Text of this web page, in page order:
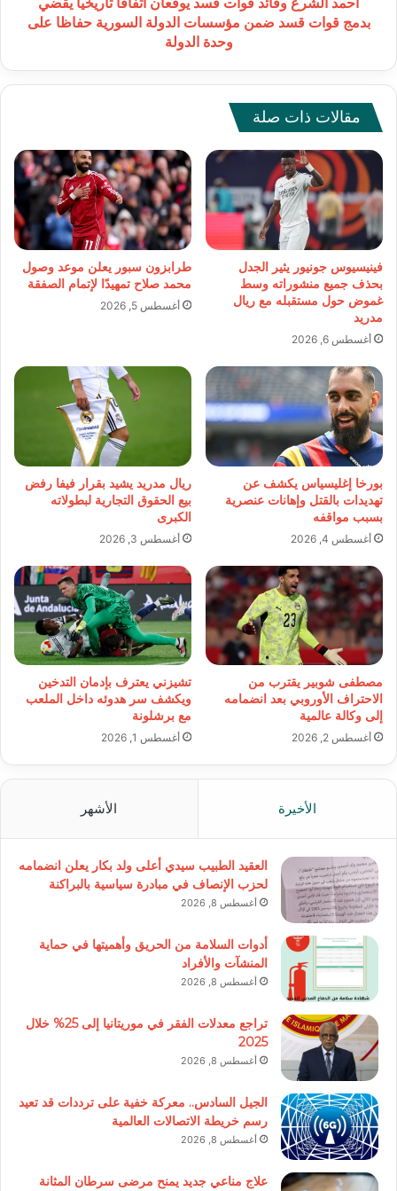
قوات
السورية
حفاظا
على
وحدة
الدولة
بدمج قوات قسد ضمن مؤسسات الدولة السورية حفاظا على
وحدة الدولة
مقالات ذات صلة
فينيسيوس جونيور يثير الجدل
بحذف جميع منشوراته وسط
غموض حول مستقبله مع ريال
مدريد
أغسطس 6, 2026
طرابزون سبور يعلن موعد وصول
محمد صلاح تمهيدًا لإتمام الصفقة
أغسطس 5, 2026
بورخا إغليسياس يكشف عن
تهديدات بالقتل وإهانات عنصرية
بسبب مواقفه
أغسطس 4, 2026
ريال مدريد يشيد بقرار فيفا رفض
بيع الحقوق التجارية لبطولاته
الكبرى
أغسطس 3, 2026
مصطفى شوبير يقترب من
الاحتراف الأوروبي بعد انضمامه
إلى وكالة عالمية
أغسطس 2, 2026
تشيزني يعترف بإدمان التدخين
ويكشف سر هدوئه داخل الملعب
مع برشلونة
أغسطس 1, 2026
الأخيرة الأشهر
العقيد الطبيب سيدي أعلى ولد بكار يعلن انضمامه
لحزب الإنصاف في مبادرة سياسية بالبراكنة
أغسطس 8, 2026
أدوات السلامة من الحريق وأهميتها في حماية
المنشآت والأفراد
أغسطس 8, 2026
تراجع معدلات الفقر في موريتانيا إلى 25% خلال
2025
أغسطس 8, 2026
الجيل السادس.. معركة خفية على ترددات قد تعيد
رسم خريطة الاتصالات العالمية
أغسطس 8, 2026
علاج مناعي جديد يمنح مرضى سرطان المثانة